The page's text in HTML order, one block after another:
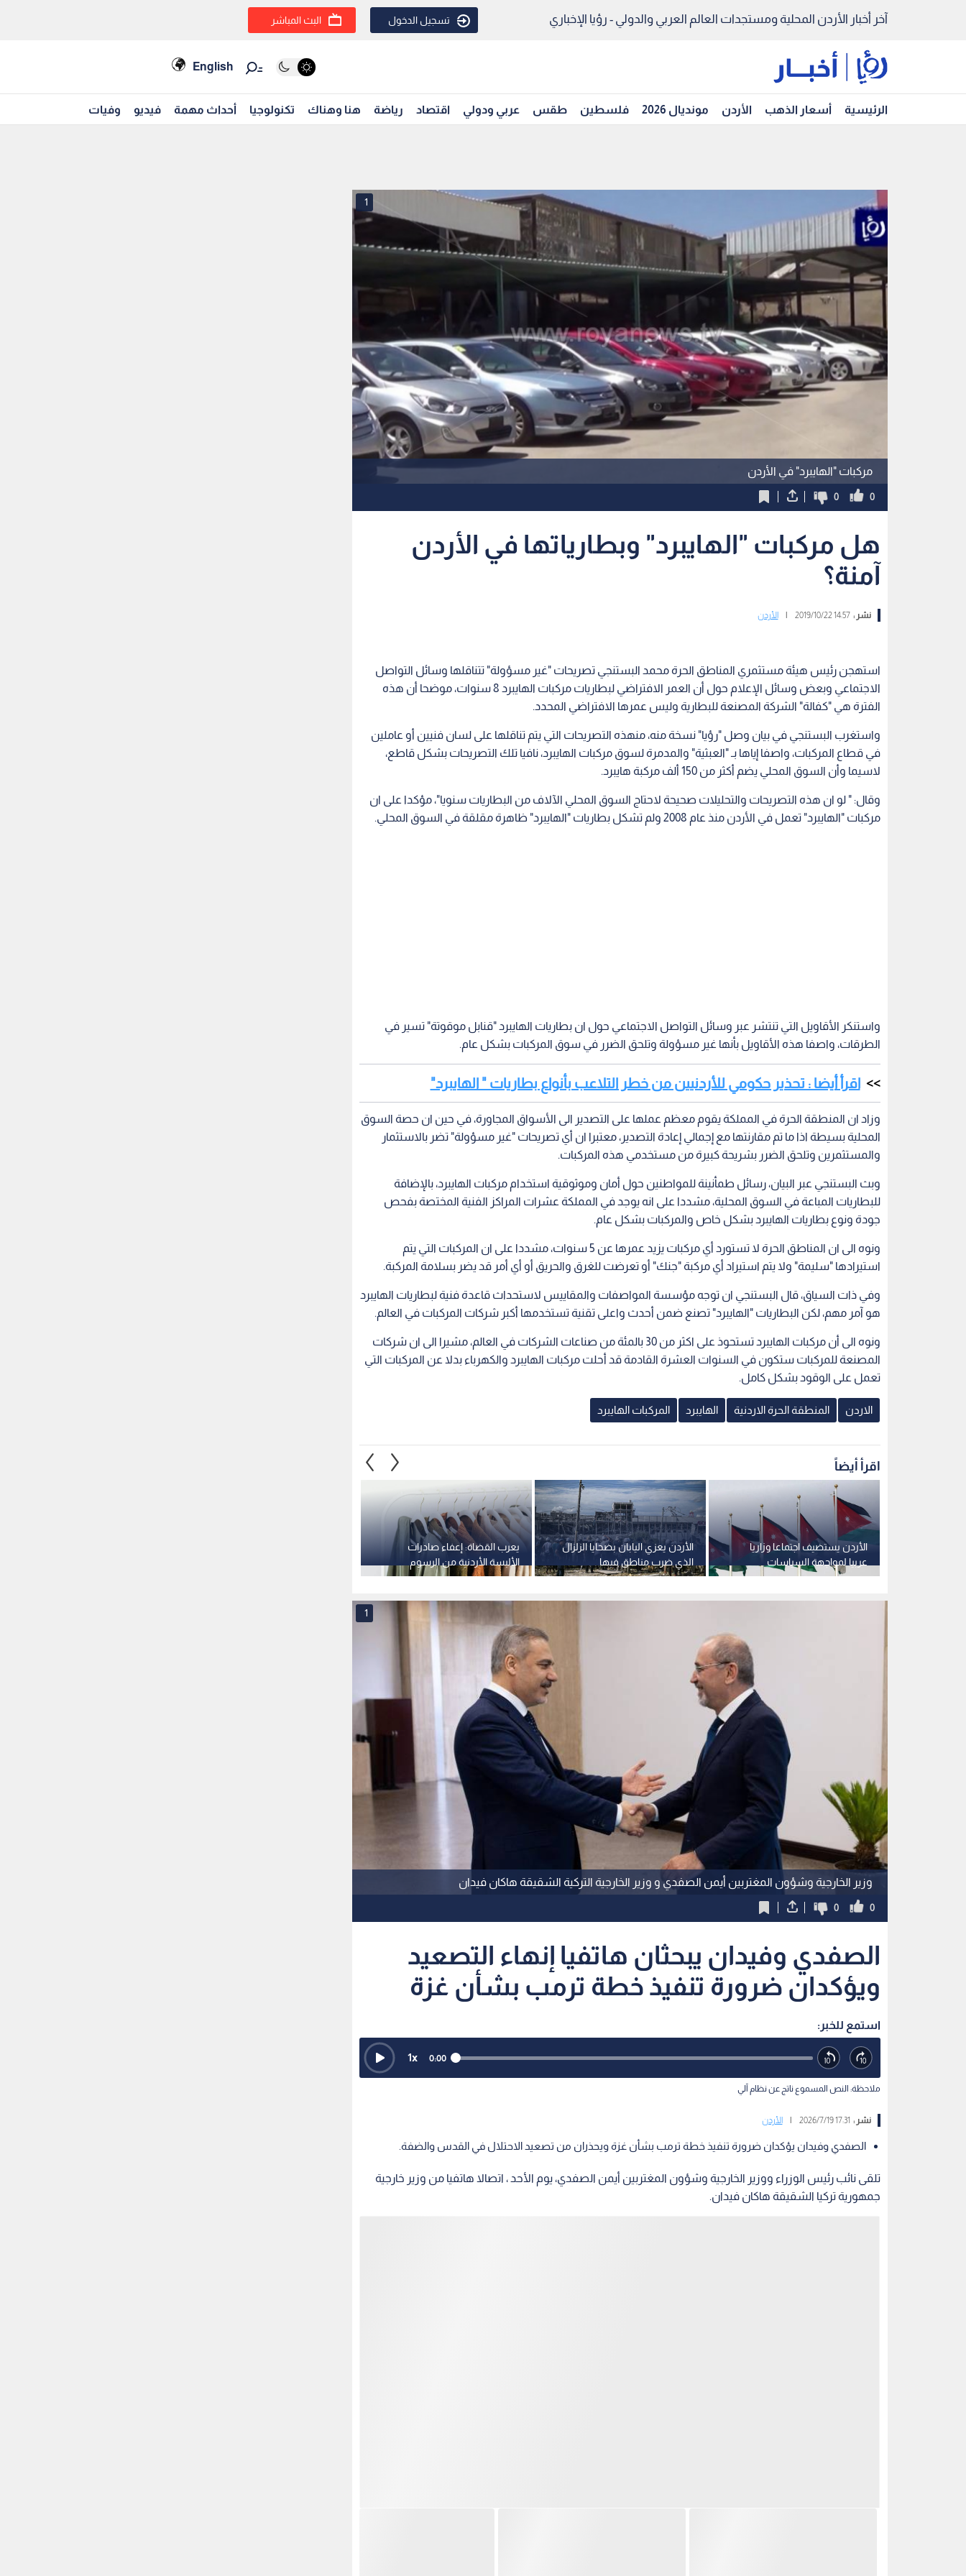
آخر أخبار الأردن المحلية ومستجدات العالم العربي والدولي - رؤيا الإخباري تسجيل الدخول البث المباشر
English
الرئيسية أسعار الذهب الأردن مونديال 2026 فلسطين طقس عربي ودولي اقتصاد رياضة هنا وهناك تكنولوجيا أحداث مهمة فيديو وفيات
مركبات "الهايبرد" في الأردن
1
0
0
هل مركبات "الهايبرد" وبطارياتها في الأردن
آمنة؟
نشر :14:57 2019/10/22 الأردن
استهجن رئيس هيئة مستثمري المناطق الحرة محمد البستنجي تصريحات "غير مسؤولة" تتناقلها وسائل التواصل
الاجتماعي وبعض وسائل الإعلام حول أن العمر الافتراضي لبطاريات مركبات الهايبرد 8 سنوات، موضحا أن هذه
الفترة هي "كفالة" الشركة المصنعة للبطارية وليس عمرها الافتراضي المحدد.
واستغرب البستنجي في بيان وصل "رؤيا" نسخة منه، منهذه التصريحات التي يتم تناقلها على لسان فنيين أو عاملين
في قطاع المركبات، واصفا إياها بـ "العبثية" والمدمرة لسوق مركبات الهايبرد، نافيا تلك التصريحات بشكل قاطع،
لاسيما وأن السوق المحلي يضم أكثر من 150 ألف مركبة هايبرد.
وقال: " لو ان هذه التصريحات والتحليلات صحيحة لاحتاج السوق المحلي الآلاف من البطاريات سنويا"، مؤكدا على ان
مركبات "الهايبرد" تعمل في الأردن منذ عام 2008 ولم تشكل بطاريات "الهايبرد" ظاهرة مقلقة في السوق المحلي.
واستنكر الأقاويل التي تنتشر عبر وسائل التواصل الاجتماعي حول ان بطاريات الهايبرد "قنابل موقوتة" تسير في
الطرقات، واصفا هذه الأقاويل بأنها غير مسؤولة وتلحق الضرر في سوق المركبات بشكل عام.
اقرأ أيضا : تحذير حكومي للأردنيين من خطر التلاعب بأنواع بطاريات " الهايبرد"
وزاد ان المنطقة الحرة في المملكة يقوم معظم عملها على التصدير الى الأسواق المجاورة، في حين ان حصة السوق
المحلية بسيطة اذا ما تم مقارنتها مع إجمالي إعادة التصدير، معتبرا ان أي تصريحات "غير مسؤولة" تضر بالاستثمار
والمستثمرين وتلحق الضرر بشريحة كبيرة من مستخدمي هذه المركبات.
وبث البستنجي عبر البيان، رسائل طمأنينة للمواطنين حول أمان وموثوقية استخدام مركبات الهايبرد، بالإضافة
للبطاريات المباعة في السوق المحلية، مشددا على انه يوجد في المملكة عشرات المراكز الفنية المختصة بفحص
جودة ونوع بطاريات الهايبرد بشكل خاص والمركبات بشكل عام.
ونوه الى ان المناطق الحرة لا تستورد أي مركبات يزيد عمرها عن 5 سنوات، مشددا على ان المركبات التي يتم
استيرادها "سليمة" ولا يتم استيراد أي مركبة "جنك" أو تعرضت للغرق والحريق أو أي أمر قد يضر بسلامة المركبة.
وفي ذات السياق، قال البستنجي ان توجه مؤسسة المواصفات والمقاييس لاستحداث قاعدة فنية لبطاريات الهايبرد
هو آمر مهم، لكن البطاريات "الهايبرد" تصنع ضمن أحدث واعلى تقنية تستخدمها أكبر شركات المركبات في العالم.
ونوه الى أن مركبات الهايبرد تستحوذ على اكثر من 30 بالمئة من صناعات الشركات في العالم، مشيرا الى ان شركات
المصنعة للمركبات ستكون في السنوات العشرة القادمة قد أحلت مركبات الهايبرد والكهرباء بدلا عن المركبات التي
تعمل على الوقود بشكل كامل.
الاردن المنطقة الحرة الاردنية الهايبرد المركبات الهايبرد
اقرأ أيضاً
يعرب القضاة: إعفاء صادرات
الألبسة الأردنية من الرسوم
الأمريكية يمنحها ميزة تنافسية غير
الأردن يعزي اليابان بضحايا الزلزال
الذي ضرب مناطق فيها
الأردن يستضيف اجتماعا وزاريا
عربيا لمواجهة السياسات
الإسرائيلية الاربعاء
وزير الخارجية وشؤون المغتربين أيمن الصفدي و وزير الخارجية التركية الشقيقة هاكان فيدان
1
0
0
الصفدي وفيدان يبحثان هاتفيا إنهاء التصعيد
ويؤكدان ضرورة تنفيذ خطة ترمب بشأن غزة
استمع للخبر:
0:00
1x
ملاحظة: النص المسموع ناتج عن نظام آلي
نشر : 17:31 2026/7/19 الأردن
الصفدي وفيدان يؤكدان ضرورة تنفيذ خطة ترمب بشأن غزة ويحذران من تصعيد الاحتلال في القدس والضفة.
تلقى نائب رئيس الوزراء ووزير الخارجية وشؤون المغتربين أيمن الصفدي، يوم الأحد ، اتصالا هاتفيا من وزير خارجية
جمهورية تركيا الشقيقة هاكان فيدان.